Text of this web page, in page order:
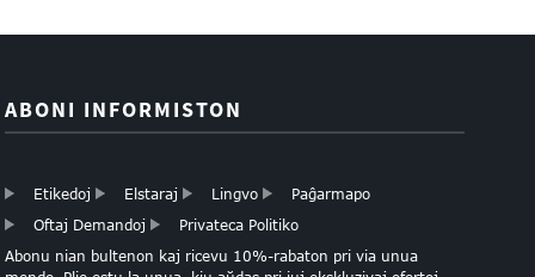
ABONI INFORMISTON
Etikedoj Elstaraj Lingvo
Paĝarmapo
Oftaj Demandoj
Privateca Politiko
Abonu nian bultenon kaj ricevu 10%-rabaton pri via unua